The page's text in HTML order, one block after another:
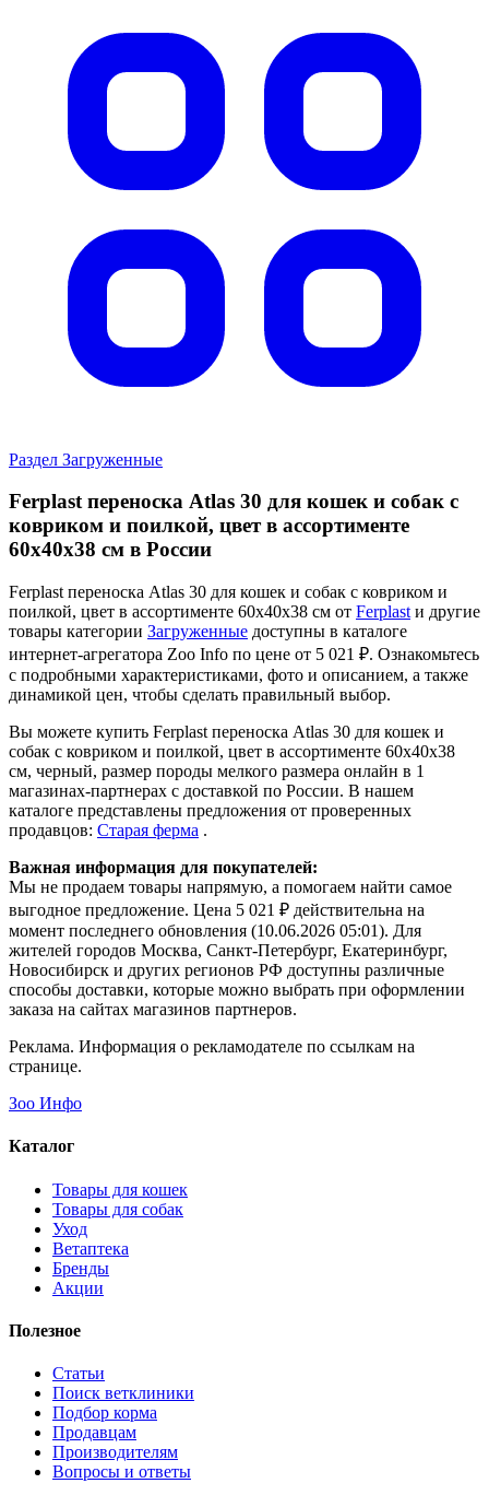
Раздел Загруженные
Ferplast переноска Atlas 30 для кошек и собак с
ковриком и поилкой, цвет в ассортименте
60х40х38 см в России
Ferplast переноска Atlas 30 для кошек и собак с ковриком и
поилкой, цвет в ассортименте 60х40х38 см от Ferplast и другие
товары категории Загруженные доступны в каталоге
интернет-агрегатора Zoo Info по цене от 5 021 ₽. Ознакомьтесь
с подробными характеристиками, фото и описанием, а также
динамикой цен, чтобы сделать правильный выбор.
Вы можете купить Ferplast переноска Atlas 30 для кошек и
собак с ковриком и поилкой, цвет в ассортименте 60х40х38
см, черный, размер породы мелкого размера онлайн в 1
магазинах-партнерах с доставкой по России. В нашем
каталоге представлены предложения от проверенных
продавцов: Старая ферма .
Важная информация для покупателей:
Мы не продаем товары напрямую, а помогаем найти самое
выгодное предложение. Цена 5 021 ₽ действительна на
момент последнего обновления (10.06.2026 05:01). Для
жителей городов Москва, Санкт-Петербург, Екатеринбург,
Новосибирск и других регионов РФ доступны различные
способы доставки, которые можно выбрать при оформлении
заказа на сайтах магазинов партнеров.
Реклама. Информация о рекламодателе по ссылкам на
странице.
Зоо Инфо
Каталог
Товары для кошек
Товары для собак
Уход
Ветаптека
Бренды
Акции
Полезное
Статьи
Поиск ветклиники
Подбор корма
Продавцам
Производителям
Вопросы и ответы